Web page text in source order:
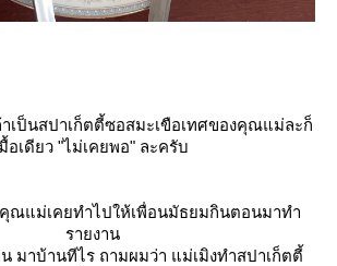
เป็นสปาเก็ตตี้ซอสมะเขือเทศของคุณแม่ละก็
มื้อเดียว"ไม่เคยพอ" ละครับ
คุณแม่เคยทำไปให้เพื่อนมัธยมกินตอนมาทำ
รายงาน
มาบ้านทีไร ถามผมว่า แม่เมิงทำสปาเก็ตตี้